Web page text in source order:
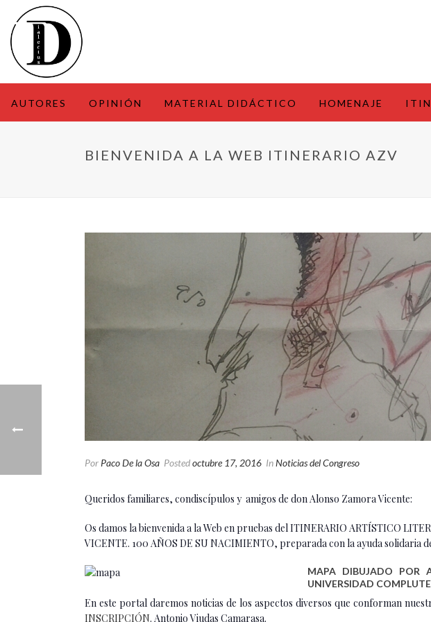
AUTORES OPINIÓN MATERIAL DIDÁCTICO HOMENAJE
BIENVENIDA A LA WEB ITINERARIO AZV
Por Paco De la Osa Postedoctubre 17, 2016 InNoticias del Congreso
Queridos familiares, condiscípulos y amigos de don Alonso Zamora Vicente:
Os damos la bienvenida a la Web en pruebas del ITINERARIO ARTÍSTICO
VICENTE. 100 AÑOS DE SU NACIMIENTO, preparada con la ayuda solidaria
MAPA DIBUJADO POR
UNIVERSIDAD
En este portal daremos noticias de los aspectos diversos que conforman
INSCRIPCIÓN. Antonio Viudas Camarasa.